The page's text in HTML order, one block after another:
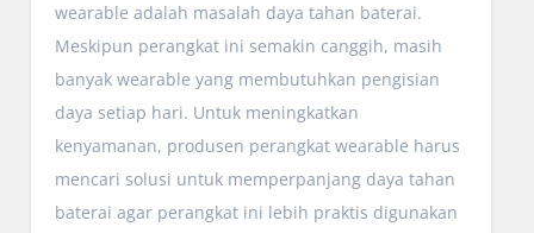
wearable adalah masalah daya tahan baterai.
Meskipun perangkat ini semakin canggih, masih
banyak wearable yang membutuhkan pengisian
daya setiap hari. Untuk meningkatkan
kenyamanan, produsen perangkat wearable harus
mencari solusi untuk memperpanjang daya tahan
baterai agar perangkat ini lebih praktis digunakan